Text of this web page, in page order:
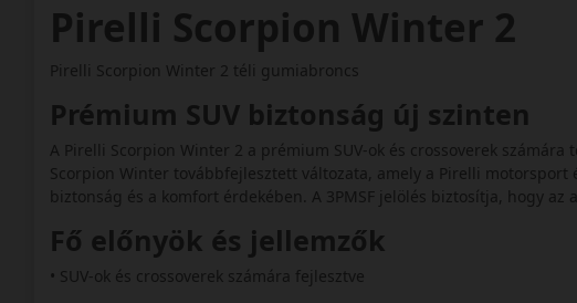
Pirelli Scorpion Winter 2
Pirelli Scorpion Winter 2 téli gumiabroncs
Prémium SUV biztonság új szinten
A Pirelli Scorpion Winter 2 a prémium SUV-ok és crossoverek
Scorpion Winter továbbfejlesztett változata, amely a Pirelli
biztonság és a komfort érdekében. A 3PMSF jelölés biztosítja, hogy
Fő előnyök és jellemzők
• SUV-ok és crossoverek számára fejlesztve